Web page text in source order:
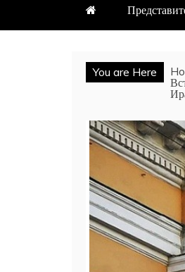
You are Here